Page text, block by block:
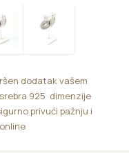
dodatak vašem
925 dimenzije
privući pažnju i